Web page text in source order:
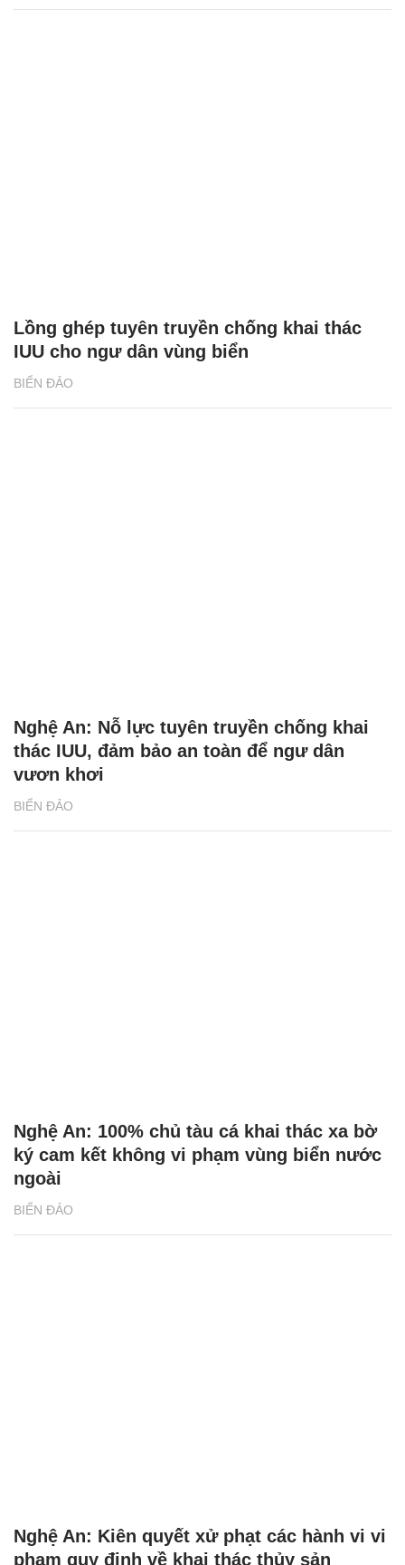
BIỂN ĐẢO
Lồng ghép tuyên truyền chống khai thác
IUU cho ngư dân vùng biển
BIỂN ĐẢO
Nghệ An: Nỗ lực tuyên truyền chống khai
thác IUU, đảm bảo an toàn để ngư dân
vươn khơi
BIỂN ĐẢO
Nghệ An: 100% chủ tàu cá khai thác xa bờ
ký cam kết không vi phạm vùng biển nước
ngoài
Nghệ An: Kiên quyết xử phạt các hành vi vi
phạm quy định về khai thác thủy sản